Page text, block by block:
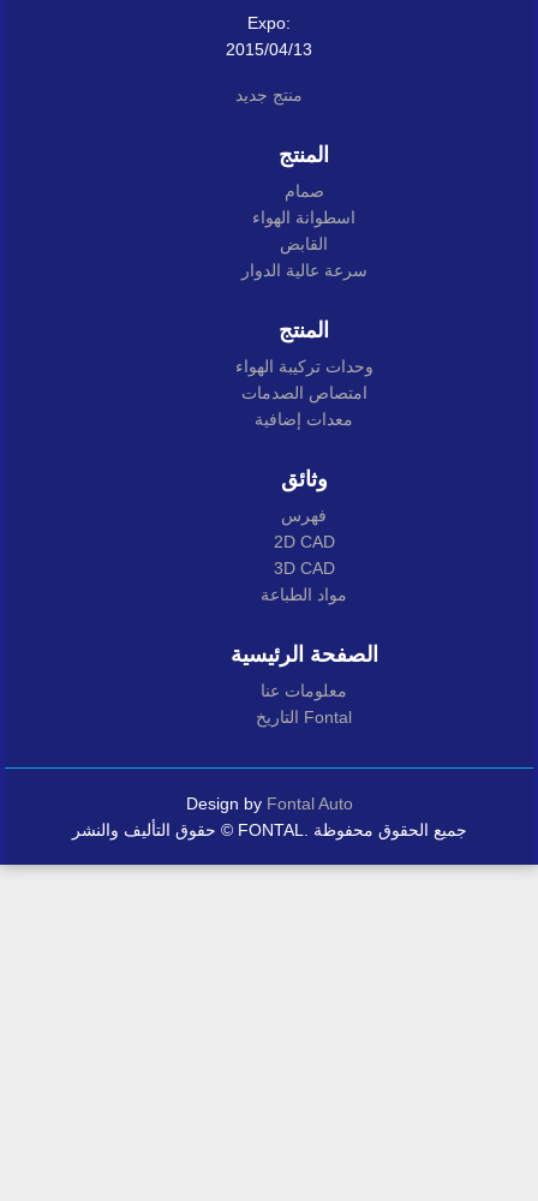
Expo:
2015/04/13
منتج جديد
المنتج
صمام
اسطوانة الهواء
القابض
سرعة عالية الدوار
المنتج
وحدات تركيبة الهواء
امتصاص الصدمات
معدات إضافية
وثائق
فهرس
2D CAD
3D CAD
مواد الطباعة
الصفحة الرئيسية
معلومات عنا
التاريخ Fontal
Design by Fontal Auto
حقوق التأليف والنشر © FONTAL. جميع الحقوق محفوظة